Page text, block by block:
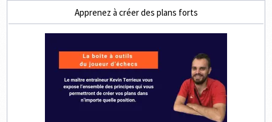
Apprenez à créer des plans forts